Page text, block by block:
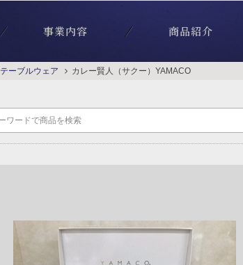
事業内容 商品紹介
テーブルウェア カレー賢人（サクー）YAMACO